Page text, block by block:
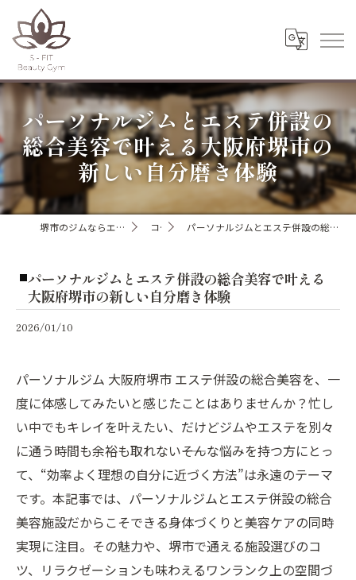
パーソナルジムとエステ併設の
総合美容で叶える大阪府堺市の
新しい自分磨き体験
堺市のジムならエスフィットビューティージム コラム パーソナルジムとエステ併設の総合美容で叶える大阪府堺市の新しい自分磨き体験
パーソナルジムとエステ併設の総合美容で叶える
大阪府堺市の新しい自分磨き体験
2026/01/10
パーソナルジム 大阪府堺市 エステ併設の総合美容を、一
度に体感してみたいと感じたことはありませんか？忙し
い中でもキレイを叶えたい、だけどジムやエステを別々
に通う時間も余裕も取れない――そんな悩みを持つ方にとっ
て、“効率よく理想の自分に近づく方法”は永遠のテーマ
です。本記事では、パーソナルジムとエステ併設の総合
美容施設だからこそできる身体づくりと美容ケアの同時
実現に注目。その魅力や、堺市で通える施設選びのコ
ツ、リラクゼーションも味わえるワンランク上の空間づ